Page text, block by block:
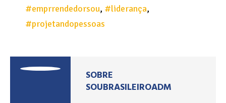
#emprrendedorsou, #liderança,
#projetandopessoas
SOBRE
SOUBRASILEIROADM